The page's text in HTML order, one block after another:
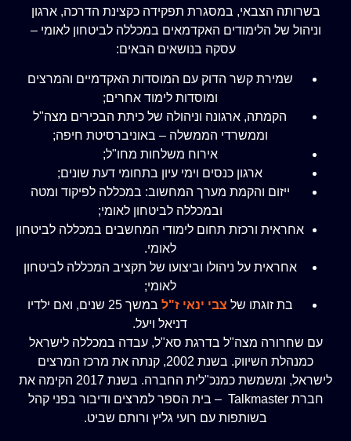
בשרותה הצבאי, במסגרת תפקידה כקצינת הדרכה, ארגון
וניהול של הלימודים האקדמאים במכללה לביטחון לאומי –
עסקה בנושאים הבאים:
שמירת קשר הדוק עם המוסדות האקדמיים והמרצים
ומוסדות לימוד אחרים;
הקמתה, ארגונה וניהולה של כיתת הבכירים מצה"ל
וממשרדי הממשלה – באוניברסיטת חיפה;
אירוח משלחות מחו"ל;
ארגון כנסים וימי עיון בתחומי דעת שונים;
ייזום והקמת מערך המחשוב: במכללה לפיקוד ומטה
ובמכללה לביטחון לאומי;
אחראית ורכזת תחום לימודי המחשבים במכללה לביטחון
לאומי.
אחראית על ניהולו וביצועו של תקציב המכללה לביטחון
לאומי;
בת זוגתו של צבי ינאי ז"ל
במשך 25 שנים, ואם ילדיו
דניאל ויעל.
עם שחרורה מצה"ל בדרגת סא"ל, עבדה במכללה לישראל
כמנהלת השיווק. בשנת 2002, קנתה את מרכז המרצים
לישראל, ומשמשת כמנכ"לית החברה. בשנת 2017 הקימה את
חברת Talkmaster – בית הספר למרצים ודיבור בפני קהל
בשותפות עם רועי גליץ ורותם שביט.